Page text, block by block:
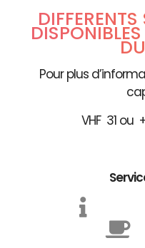
Pour plus
VHF 31 ou